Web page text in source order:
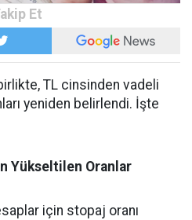
TL cinsinden vadeli
yeniden belirlendi. İşte
Yükseltilen Oranlar
için stopaj oranı